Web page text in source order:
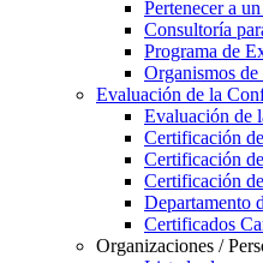
Pertenecer a
Consultoría
Programa de
Organismos
Evaluación de la
Evaluación de
Certificación
Certificación
Certificación
Departamento
Certificados
Organizaciones /